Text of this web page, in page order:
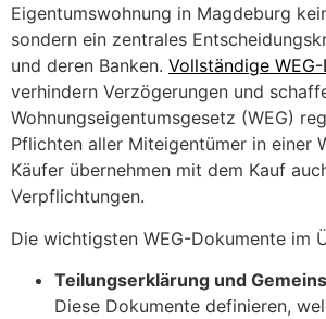
Eigentumswohnung in Magdeburg
sondern ein zentrales
und deren Banken. Vollständige
verhindern Verzögerungen und
Wohnungseigentumsgesetz (WEG)
Pflichten aller Miteigentümer in einer
Käufer übernehmen mit dem Kauf
Verpflichtungen.
Die wichtigsten WEG-Dokumente im
Teilungserklärung und
Diese Dokumente definieren,